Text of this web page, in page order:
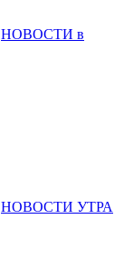
НОВОСТИ в
НОВОСТИ УТРА